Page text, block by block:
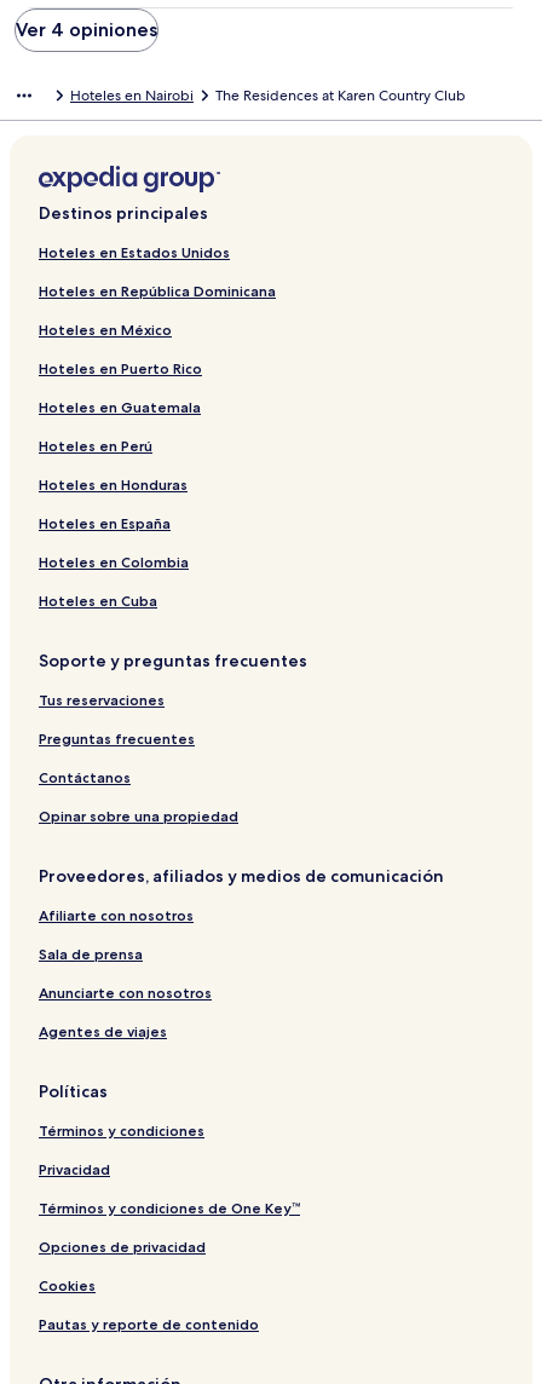
Ver 4 opiniones
Hoteles en Nairobi The Residences at Karen Country Club
Destinos principales
Hoteles en Estados Unidos
Hoteles en República Dominicana
Hoteles en México
Hoteles en Puerto Rico
Hoteles en Guatemala
Hoteles en Perú
Hoteles en Honduras
Hoteles en España
Hoteles en Colombia
Hoteles en Cuba
Soporte y preguntas frecuentes
Tus reservaciones
Preguntas frecuentes
Contáctanos
Opinar sobre una propiedad
Proveedores, afiliados y medios de comunicación
Afiliarte con nosotros
Sala de prensa
Anunciarte con nosotros
Agentes de viajes
Políticas
Términos y condiciones
Privacidad
Términos y condiciones de One Key™
Opciones de privacidad
Cookies
Pautas y reporte de contenido